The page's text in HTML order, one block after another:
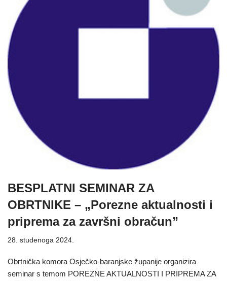
BESPLATNI SEMINAR ZA
OBRTNIKE – „Porezne aktualnosti i
priprema za završni obračun”
28. studenoga 2024.
Obrtnička komora Osječko-baranjske županije organizira
seminar s temom POREZNE AKTUALNOSTI I PRIPREMA ZA